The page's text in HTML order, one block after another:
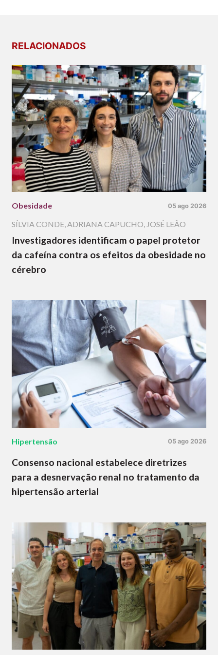
RELACIONADOS
Obesidade 05 ago 2026
SÍLVIA CONDE,ADRIANA CAPUCHO, JOSÉ LEÃO
Investigadores identificam o papel protetor
da cafeína contra os efeitos da obesidade no
cérebro
Hipertensão 05 ago 2026
Consenso nacional estabelece diretrizes
para a desnervação renal no tratamento da
hipertensão arterial